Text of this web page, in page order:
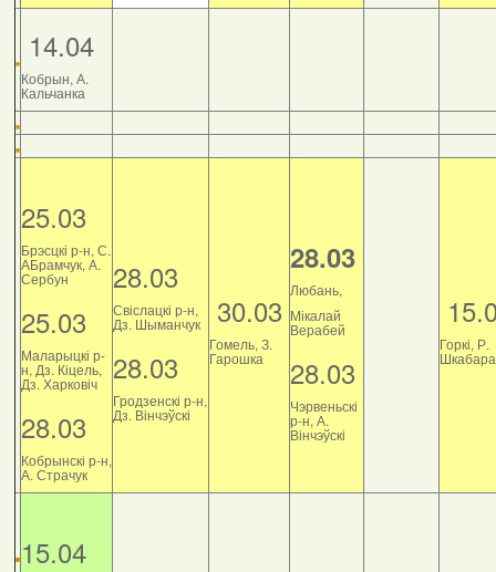
14.04
Кобрын, А.
Кальчанка
25.03
Брэсцкі р-н, С.
АБрамчук, А.
Сербун
25.03
Маларыцкі р-
н, Дз. Кіцель,
Дз. Харковіч
28.03
Кобрынскі р-н,
А. Страчук
28.03
Свіслацкі р-н,
Дз. Шыманчук
28.03
Гродзенскі р-н,
Дз. Вінчэўскі
30.03
Гомель, З.
Гарошка
28.03
Любань,
Мікалай
Верабей
28.03
Чэрвеньскі
р-н, А.
Вінчэўскі
Горкі, Р.
Шкабара
15.04